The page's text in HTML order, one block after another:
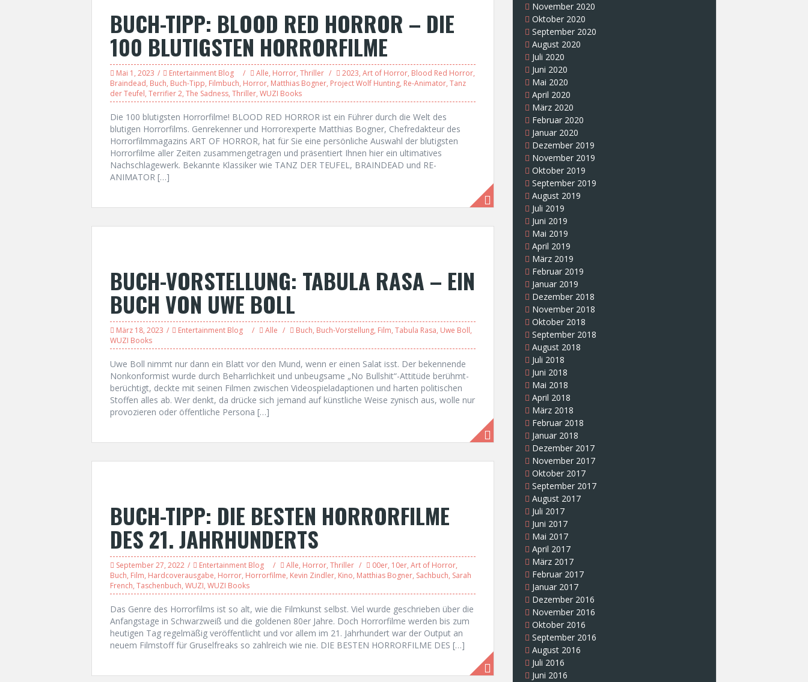
BUCH-TIPP: BLOOD RED HORROR – DIE
100 BLUTIGSTEN HORRORFILME
Mai 1, 2023 Entertainment Blog Alle, Horror, Thriller 2023, Art of Horror, Blood Red Horror,
Braindead, Buch, Buch-Tipp, Filmbuch, Horror, Matthias Bogner, Project Wolf Hunting, Re-Animator, Tanz
der Teufel, Terrifier 2, The Sadness, Thriller, WUZI Books
Die 100 blutigsten Horrorfilme! BLOOD RED HORROR ist ein Führer durch die Welt des
blutigen Horrorfilms. Genrekenner und Horrorexperte Matthias Bogner, Chefredakteur des
Horrorfilmmagazins ART OF HORROR, hat für Sie eine persönliche Auswahl der blutigsten
Horrorfilme aller Zeiten zusammengetragen und präsentiert Ihnen hier ein ultimatives
Nachschlagewerk. Bekannte Klassiker wie TANZ DER TEUFEL, BRAINDEAD und RE-
ANIMATOR […]
BUCH-VORSTELLUNG: TABULA RASA – EIN
BUCH VON UWE BOLL
März 18, 2023 Entertainment Blog Alle Buch, Buch-Vorstellung, Film, Tabula Rasa, Uwe Boll,
WUZI Books
Uwe Boll nimmt nur dann ein Blatt vor den Mund, wenn er einen Salat isst. Der bekennende
Nonkonformist wurde durch Beharrlichkeit und unbeugsame „No Bullshit“-Attitüde berühmt-
berüchtigt, deckte mit seinen Filmen zwischen Videospieladaptionen und harten politischen
Stoffen alles ab. Wer denkt, da drücke sich jemand auf künstliche Weise zynisch aus, wolle nur
provozieren oder öffentliche Persona […]
BUCH-TIPP: DIE BESTEN HORRORFILME
DES 21. JAHRHUNDERTS
September 27, 2022 Entertainment Blog Alle, Horror, Thriller 00er, 10er, Art of Horror,
Buch, Film, Hardcoverausgabe, Horror, Horrorfilme, Kevin Zindler, Kino, Matthias Bogner, Sachbuch, Sarah
French, Taschenbuch, WUZI, WUZI Books
Das Genre des Horrorfilms ist so alt, wie die Filmkunst selbst. Viel wurde geschrieben über die
Anfangstage in Schwarzweiß und die goldenen 80er Jahre. Doch Horrorfilme werden bis zum
heutigen Tag regelmäßig veröffentlicht und vor allem im 21. Jahrhundert war der Output an
neuem Filmstoff für Gruselfreaks so zahlreich wie nie. DIE BESTEN HORRORFILME DES […]
November 2020
Oktober 2020
September 2020
August 2020
Juli 2020
Juni 2020
Mai 2020
April 2020
März 2020
Februar 2020
Januar 2020
Dezember 2019
November 2019
Oktober 2019
September 2019
August 2019
Juli 2019
Juni 2019
Mai 2019
April 2019
März 2019
Februar 2019
Januar 2019
Dezember 2018
November 2018
Oktober 2018
September 2018
August 2018
Juli 2018
Juni 2018
Mai 2018
April 2018
März 2018
Februar 2018
Januar 2018
Dezember 2017
November 2017
Oktober 2017
September 2017
August 2017
Juli 2017
Juni 2017
Mai 2017
April 2017
März 2017
Februar 2017
Januar 2017
Dezember 2016
November 2016
Oktober 2016
September 2016
August 2016
Juli 2016
Juni 2016